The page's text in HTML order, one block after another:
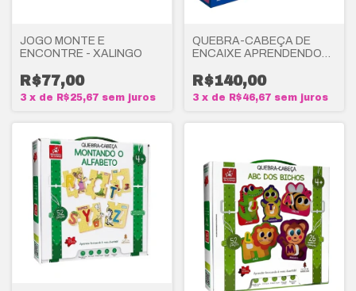
JOGO MONTE E
ENCONTRE - XALINGO
R$77,00
3 x de R$25,67 sem juros
QUEBRA-CABEÇA DE
ENCAIXE APRENDENDO
R$140,00
3 x de R$46,67 sem juros